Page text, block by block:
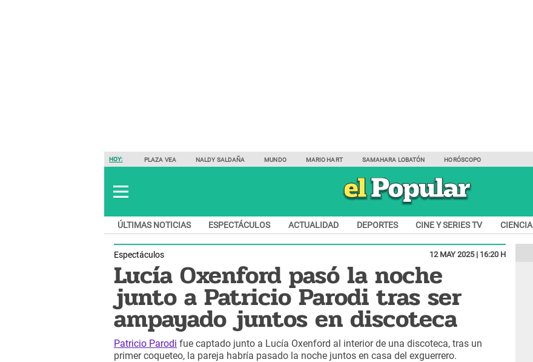
HOY: PLAZA VEA NALDY SALDAÑA MUNDO MARIO HART SAMAHARA LOBATÓN HORÓSCOPO
ÚLTIMAS NOTICIAS ESPECTÁCULOS ACTUALIDAD DEPORTES CINE Y SERIES TV CIENCIA
Espectáculos 12 MAY 2025 | 16:20 H
Lucía Oxenford pasó la noche
junto a Patricio Parodi tras ser
ampayado juntos en discoteca
Patricio Parodi fue captado junto a Lucía Oxenford al interior de una discoteca, tras un
primer coqueteo, la pareja habría pasado la noche juntos en casa del exguerrero.